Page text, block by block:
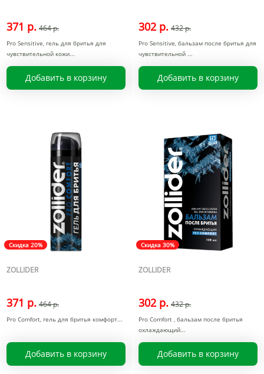
371 р. 464 р.
Pro Sensitive, гель для бритья для
чувствительной кожи
Добавить в корзину
302 р. 432 р.
Pro Sensitive, бальзам после бритья для
чувствительной
Добавить в корзину
Скидка 20%
ZOLLIDER
371 р. 464 р.
Pro Comfort, гель для бритья комфорт
Добавить в корзину
Скидка 30%
ZOLLIDER
302 р. 432 р.
Pro Comfort , бальзам после бритья
охлаждающий
Добавить в корзину